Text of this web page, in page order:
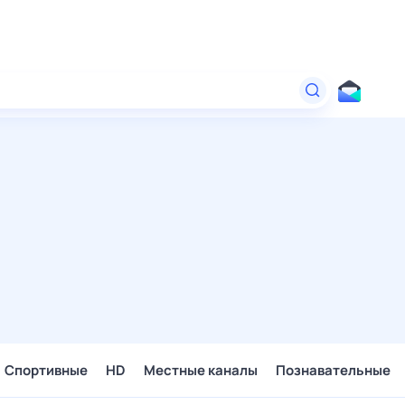
Спортивные HD Местные каналы Познавательные